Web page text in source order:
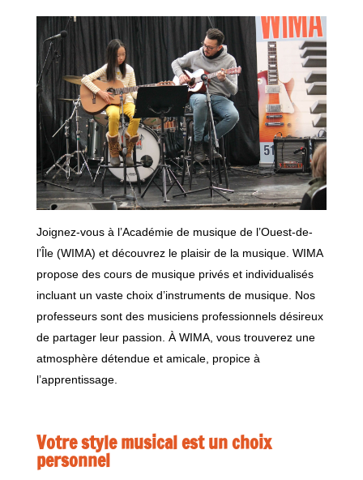
Joignez-vous à l’Académie de musique de l’Ouest-de-
l’Île (WIMA) et découvrez le plaisir de la musique. WIMA
propose des cours de musique privés et individualisés
incluant un vaste choix d’instruments de musique. Nos
professeurs sont des musiciens professionnels désireux
de partager leur passion. À WIMA, vous trouverez une
atmosphère détendue et amicale, propice à
l’apprentissage.
Votre style musical est un choix
personnel